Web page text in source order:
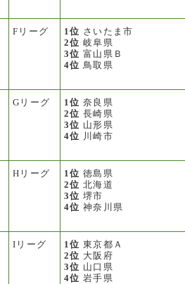
Fリーグ 1位 さいたま市
2位 岐阜県
3位 富山県Ｂ
4位 鳥取県
Gリーグ 1位 奈良県
2位 長崎県
3位 山形県
4位 川崎市
Hリーグ 1位 徳島県
2位 北海道
3位 堺市
4位 神奈川県
Iリーグ 1位 東京都Ａ
2位 大阪府
3位 山口県
4位 岩手県